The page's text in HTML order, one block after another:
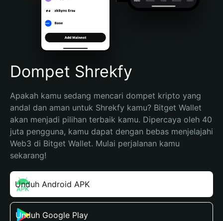
Português (Brasil)
Español (Argentina)
Dompet Shrekfy
Apakah kamu sedang mencari dompet kripto yang
andal dan aman untuk Shrekfy kamu? Bitget Wallet
akan menjadi pilihan terbaik kamu. Dipercaya oleh 40
juta pengguna, kamu dapat dengan bebas menjelajahi
Web3 di Bitget Wallet. Mulai perjalanan kamu
sekarang!
Unduh Android APK
Unduh Google Play